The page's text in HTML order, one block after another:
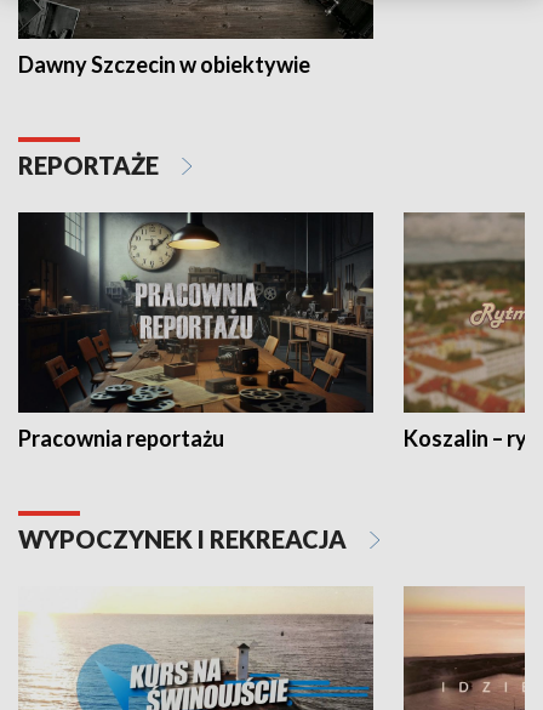
Dawny Szczecin w obiektywie
REPORTAŻE
Pracownia reportażu Koszalin –
WYPOCZYNEK I REKREACJA